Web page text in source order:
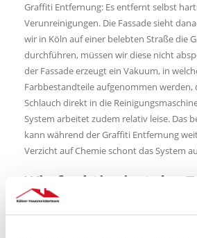
Graffiti Entfernung: Es entfernt selbst
Verunreinigungen. Die Fassade sieht
wir in Köln auf einer belebten Straße die
durchführen, müssen wir diese nicht
der Fassade erzeugt ein Vakuum, in
Farbbestandteile aufgenommen werden,
Schlauch direkt in die
System arbeitet zudem relativ leise. Das
kann während der Graffiti Entfernung
Verzicht auf Chemie schont das System
Wie funktioniert das
System?